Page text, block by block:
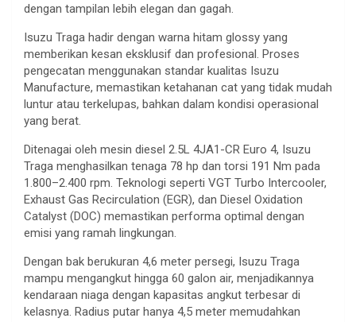
dengan tampilan lebih elegan dan gagah.
Isuzu Traga hadir dengan warna hitam glossy yang
memberikan kesan eksklusif dan profesional. Proses
pengecatan menggunakan standar kualitas Isuzu
Manufacture, memastikan ketahanan cat yang tidak mudah
luntur atau terkelupas, bahkan dalam kondisi operasional
yang berat.
Ditenagai oleh mesin diesel 2.5L 4JA1-CR Euro 4, Isuzu
Traga menghasilkan tenaga 78 hp dan torsi 191 Nm pada
1.800–2.400 rpm. Teknologi seperti VGT Turbo Intercooler,
Exhaust Gas Recirculation (EGR), dan Diesel Oxidation
Catalyst (DOC) memastikan performa optimal dengan
emisi yang ramah lingkungan.
Dengan bak berukuran 4,6 meter persegi, Isuzu Traga
mampu mengangkut hingga 60 galon air, menjadikannya
kendaraan niaga dengan kapasitas angkut terbesar di
kelasnya. Radius putar hanya 4,5 meter memudahkan